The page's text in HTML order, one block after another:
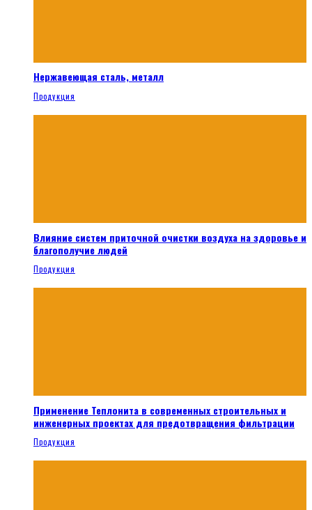
Нержавеющая сталь, металл
Продукция
Влияние систем приточной очистки воздуха на здоровье и
благополучие людей
Продукция
Применение Теплонита в современных строительных и
инженерных проектах для предотвращения фильтрации
Продукция